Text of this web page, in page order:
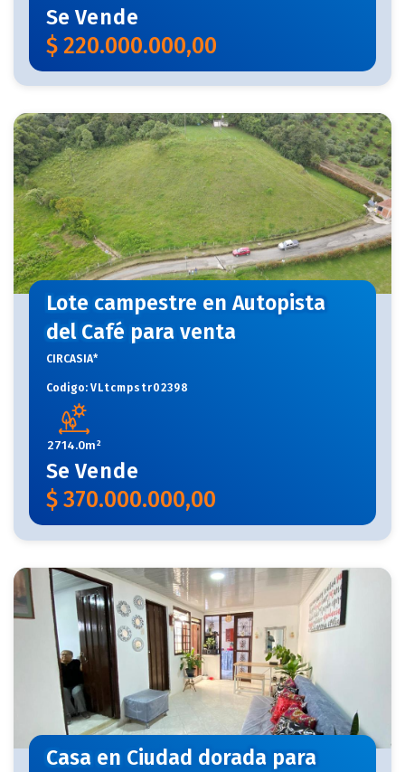
Se Vende
$ 220.000.000,00
Lote campestre en Autopista
del Café para venta
CIRCASIA*
Codigo: VLtcmpstr02398
2714.0m²
Se Vende
$ 370.000.000,00
Casa en Ciudad dorada para